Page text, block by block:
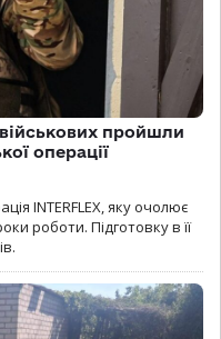
пройшли
операції
INTERFLEX, яку очолює
роботи. Підготовку в її